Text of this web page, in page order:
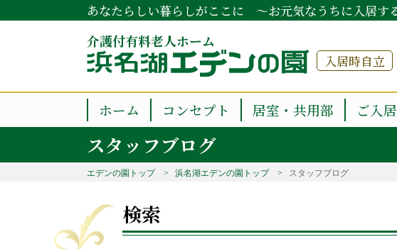
あなたらしい暮らしがここに ～お元気なうちに入居す
介護付有料老人ホーム
入居時自立
ホーム コンセプト 居室・共用部 ご入居
スタッフブログ
エデンの園トップ 浜名湖エデンの園トップ スタッフブログ
検索